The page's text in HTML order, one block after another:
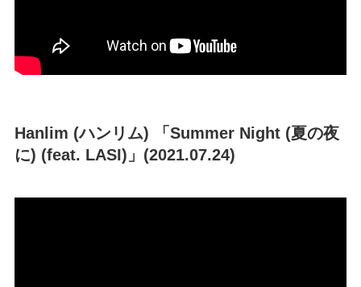
Hanlim (ハンリム) 「Summer Night (夏の夜
に) (feat. LASI)」(2021.07.24)